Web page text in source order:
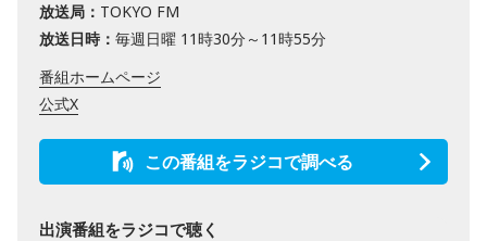
放送局： TOKYO FM
放送日時： 毎週日曜 11時30分～11時55分
番組ホームページ
公式X
この番組をラジコで調べる
出演番組をラジコで聴く